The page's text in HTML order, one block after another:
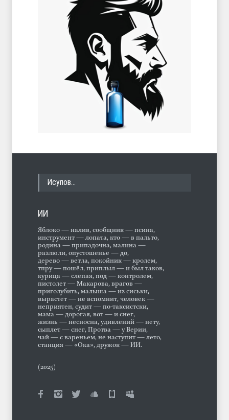
Исупов…
ИИ
Яблоко — налив, сообщник — псина,
инструмент — лопата, кто — в пальто,
родина — припадочна, малина —
разлюли, опустошенье — до,
дерево — ветла, покойник — кролем,
тпру — пошёл, приплыл — и был таков,
курица — слепая, под — контролем,
пистолет — Макарова, врагов —
приголубить, малыша — из сиськи,
вырастет — не вспомнит, человек —
неприятен, судит — по-таксистски,
мама — дорогая, вот — и снег,
жизнь — несносна, удивлений — нету,
сыплет — снег, Протва — у Верии,
чай — с вареньем, не наступит — лето,
станция — «Ока», дружок — ИИ.
(2025)